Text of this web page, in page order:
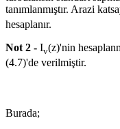
tanımlanmıştır. Arazi
hesaplanır.
Not 2 - Iv(z)'nin
(4.7)'de verilmiştir.
Burada;